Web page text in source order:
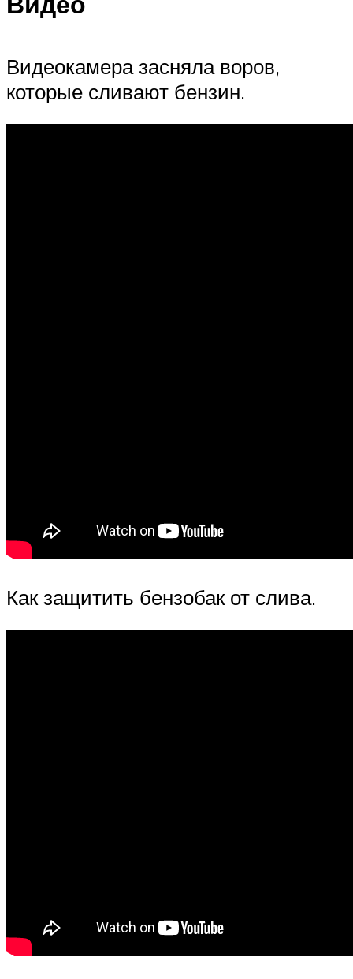
Видеокамера засняла воров,
которые сливают бензин.
Как защитить бензобак от слива.